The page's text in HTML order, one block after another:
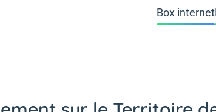
Box internet